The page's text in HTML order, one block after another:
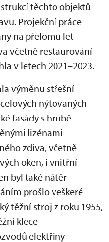
těchto objektů
Projekční práce
na přelomu let
včetně restaurování
v letech 2021–2023.
výměnu střešní
nýtovaných
fasády s hrubě
lizénami
zdiva, včetně
oken, i vnitřní
byl také nátěr
prošlo veškeré
těžní stroj z roku 1955,
klece
elektřiny